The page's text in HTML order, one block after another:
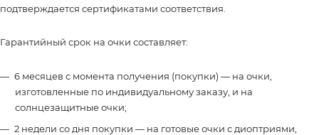
подтверждается сертификатами соответствия.
Гарантийный срок на очки составляет:
6 месяцев с момента получения (покупки) — на очки,
изготовленные по индивидуальному заказу, и на
солнцезащитные очки;
2 недели со дня покупки — на готовые очки с диоптриями,